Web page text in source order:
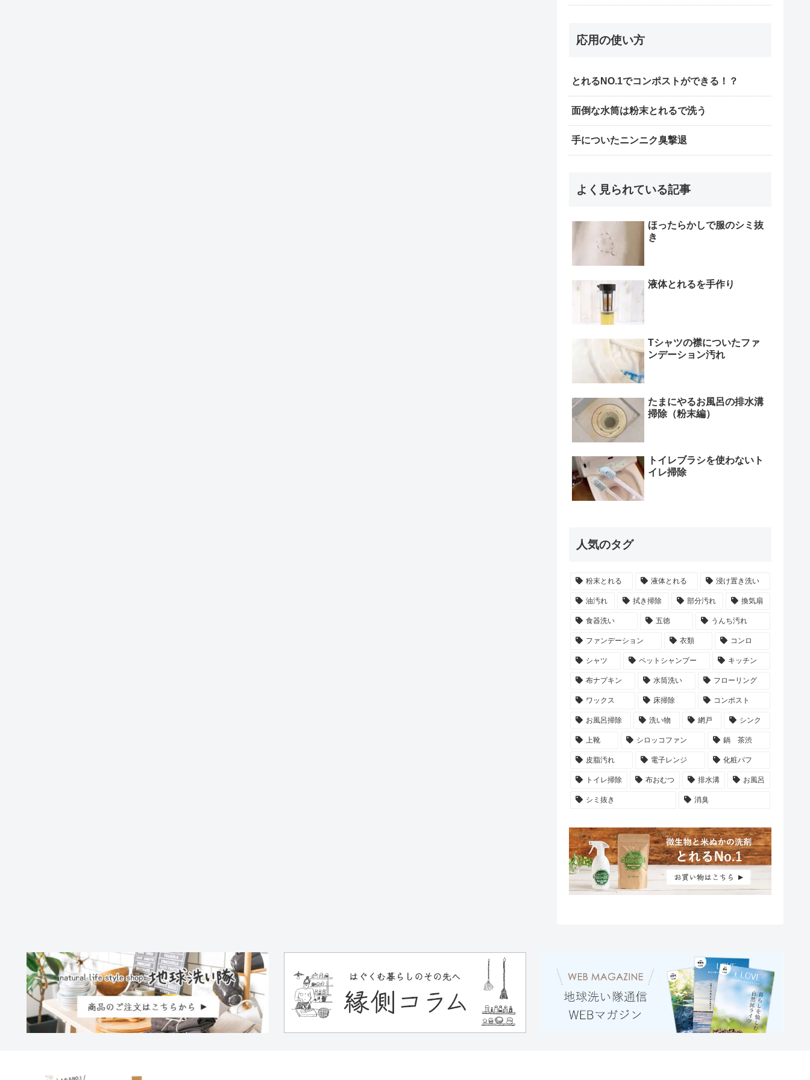
応用の使い方
とれるNO.1でコンポストができる！？
面倒な水筒は粉末とれるで洗う
手についたニンニク臭撃退
よく見られている記事
ほったらかしで服のシミ抜
き
液体とれるを手作り
Tシャツの襟についたファ
ンデーション汚れ
たまにやるお風呂の排水溝
掃除（粉末編）
トイレブラシを使わないト
イレ掃除
人気のタグ
粉末とれる 液体とれる 浸け置き洗い
油汚れ 拭き掃除 部分汚れ 換気扇
食器洗い 五徳 うんち汚れ
ファンデーション 衣類 コンロ
シャツ ペットシャンプー キッチン
布ナプキン 水筒洗い フローリング
ワックス 床掃除 コンポスト
お風呂掃除 洗い物 網戸 シンク
上靴 シロッコファン 鍋 茶渋
皮脂汚れ 電子レンジ 化粧パフ
トイレ掃除 布おむつ 排水溝 お風呂
シミ抜き 消臭